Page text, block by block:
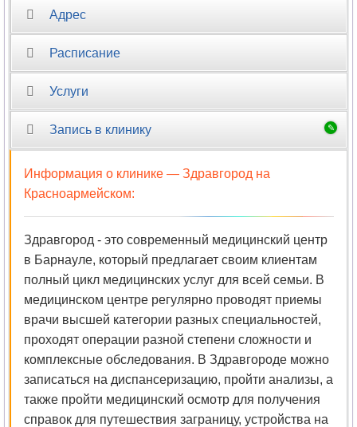
Адрес
Расписание
Услуги
Запись в клинику
Информация о клинике — Здравгород на
Красноармейском:
Здравгород - это современный медицинский центр
в Барнауле, который предлагает своим клиентам
полный цикл медицинских услуг для всей семьи. В
медицинском центре регулярно проводят приемы
врачи высшей категории разных специальностей,
проходят операции разной степени сложности и
комплексные обследования. В Здравгороде можно
записаться на диспансеризацию, пройти анализы, а
также пройти медицинский осмотр для получения
справок для путешествия заграницу, устройства на